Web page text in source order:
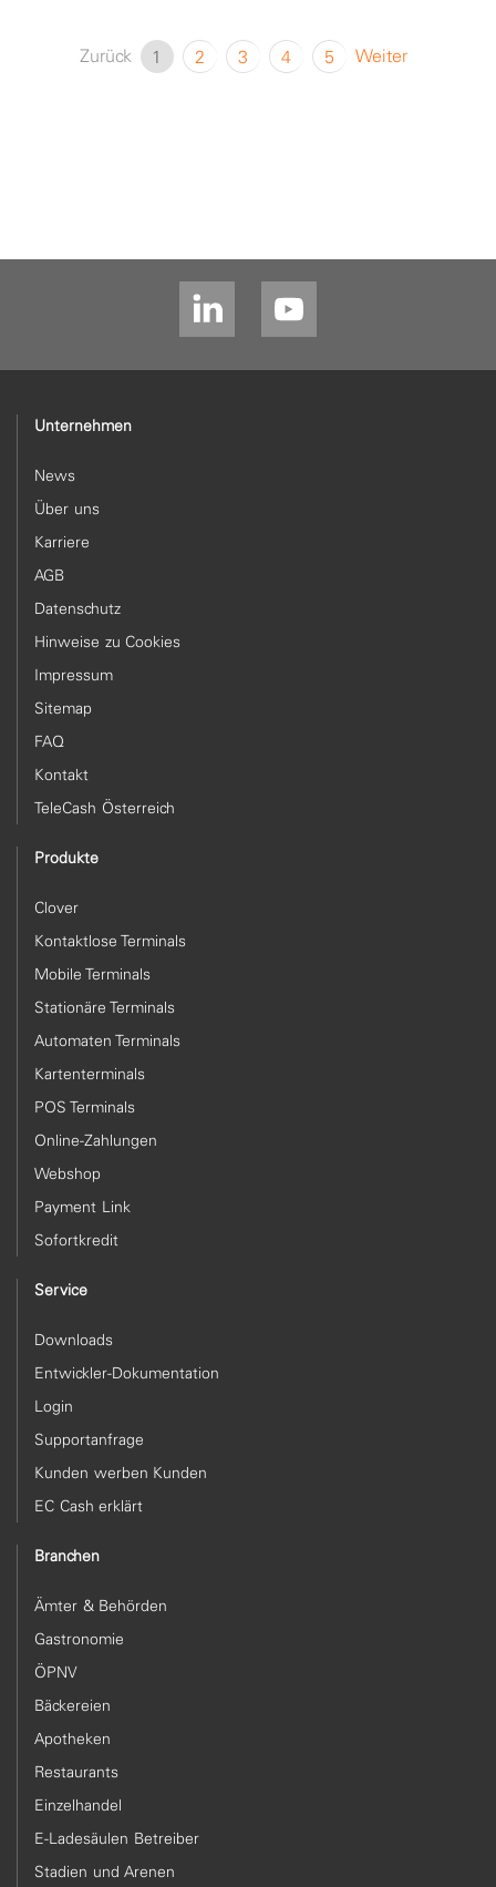
Zurück 1 2 3 4 5 Weiter
Unternehmen
News
Über uns
Karriere
AGB
Datenschutz
Hinweise zu Cookies
Impressum
Sitemap
FAQ
Kontakt
TeleCash Österreich
Produkte
Clover
Kontaktlose Terminals
Mobile Terminals
Stationäre Terminals
Automaten Terminals
Kartenterminals
POS Terminals
Online-Zahlungen
Webshop
Payment Link
Sofortkredit
Service
Downloads
Entwickler-Dokumentation
Login
Supportanfrage
Kunden werben Kunden
EC Cash erklärt
Branchen
Ämter & Behörden
Gastronomie
ÖPNV
Bäckereien
Apotheken
Restaurants
Einzelhandel
E-Ladesäulen Betreiber
Stadien und Arenen